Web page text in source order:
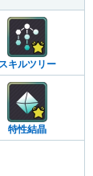
スキルツリー
特性結晶